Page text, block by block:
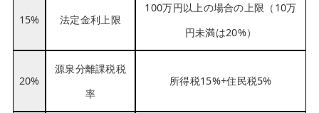
15% 法定金利上限
100万円以上の場合の上限（10万
円未満は20%）
20%
源泉分離課税税
率
所得税15%+住民税5%